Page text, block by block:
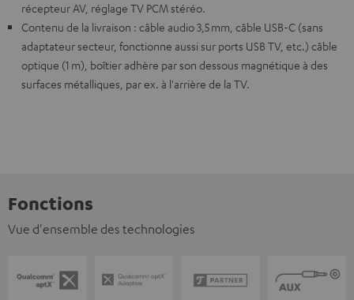
récepteur AV, réglage TV PCM stéréo.
Contenu de la livraison : câble audio 3,5 mm, câble USB-C (sans
adaptateur secteur, fonctionne aussi sur ports USB TV, etc.) câble
optique (1 m), boîtier adhère par son dessous magnétique à des
surfaces métalliques, par ex. à l'arrière de la TV.
Fonctions
Vue d'ensemble des technologies